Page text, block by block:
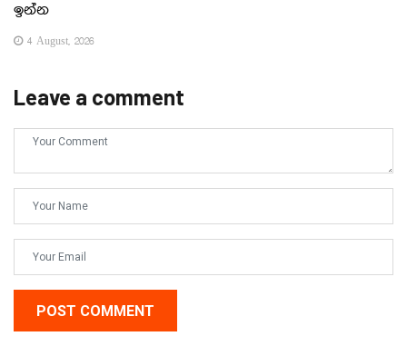
ඉන්න
4 August, 2026
Leave a comment
POST COMMENT